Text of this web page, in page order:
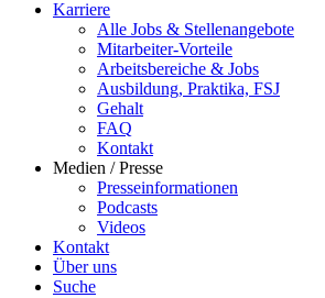
Karriere
Alle Jobs & Stellenangebote
Mitarbeiter-Vorteile
Arbeitsbereiche & Jobs
Ausbildung, Praktika, FSJ
Gehalt
FAQ
Kontakt
Medien / Presse
Presseinformationen
Podcasts
Videos
Kontakt
Über uns
Suche